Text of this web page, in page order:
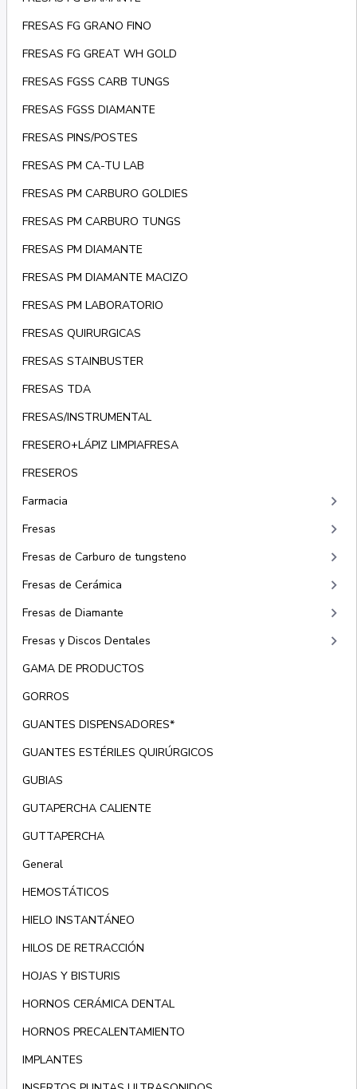
FRESAS FG GRANO FINO
FRESAS FG GREAT WH GOLD
FRESAS FGSS CARB TUNGS
FRESAS FGSS DIAMANTE
FRESAS PINS/POSTES
FRESAS PM CA-TU LAB
FRESAS PM CARBURO GOLDIES
FRESAS PM CARBURO TUNGS
FRESAS PM DIAMANTE
FRESAS PM DIAMANTE MACIZO
FRESAS PM LABORATORIO
FRESAS QUIRURGICAS
FRESAS STAINBUSTER
FRESAS TDA
FRESAS/INSTRUMENTAL
FRESERO+LÁPIZ LIMPIAFRESA
FRESEROS
Farmacia
keyboard_arrow_right
Fresas keyboard_arrow_right
Fresas de Carburo de tungsteno keyboard_arrow_right
Fresas de Cerámica keyboard_arrow_right
Fresas de Diamante keyboard_arrow_right
Fresas y Discos Dentales keyboard_arrow_right
GAMA DE PRODUCTOS
GORROS
GUANTES DISPENSADORES*
GUANTES ESTÉRILES QUIRÚRGICOS
GUBIAS
GUTAPERCHA CALIENTE
GUTTAPERCHA
General
HEMOSTÁTICOS
HIELO INSTANTÁNEO
HILOS DE RETRACCIÓN
HOJAS Y BISTURIS
HORNOS CERÁMICA DENTAL
HORNOS PRECALENTAMIENTO
IMPLANTES